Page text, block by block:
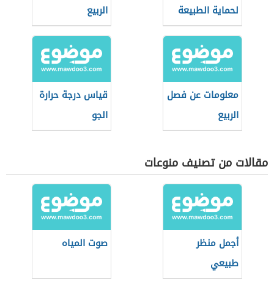
لحماية الطبيعة
الربيع
معلومات عن فصل
الربيع
قياس درجة حرارة
الجو
مقالات من تصنيف منوعات
أجمل منظر
طبيعي
صوت المياه